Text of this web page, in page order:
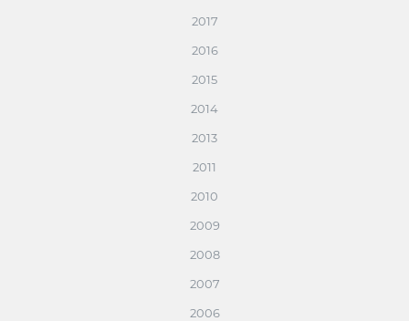
2017
2016
2015
2014
2013
2011
2010
2009
2008
2007
2006